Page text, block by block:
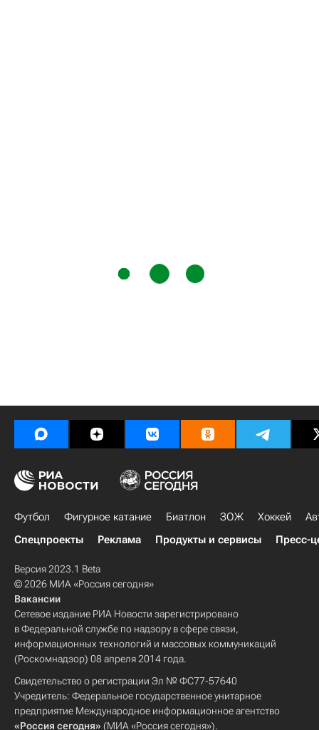
Футбол Фигурное катание Биатлон ЗОЖ Хоккей
Спецпроекты
Реклама Продукты и сервисы Пресс-
Версия 2023.1 Beta
© 2026 МИА «Россия сегодня»
Вакансии
Сетевое издание РИА Новости зарегистрировано
в Федеральной службе по надзору в сфере связи,
информационных технологий и массовых коммуникаций
(Роскомнадзор) 08 апреля 2014 года.
Свидетельство о регистрации Эл № ФС77-57640
Учредитель: Федеральное государственное унитарное
предприятие Международное информационное агентство
«Россия сегодня» (МИА «Россия сегодня»).